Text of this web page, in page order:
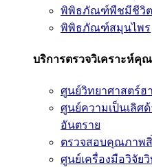
พิพิธภัณฑ์พืชมีชีวิต
พิพิธภัณฑ์สมุนไพร
บริการตรวจวิเคราะห์คุ
ศูนย์วิทยาศาสตร์ฮ
ศูนย์ความเป็นเลิศ
อันตราย
ตรวจสอบคุณภาพ
ศูนย์เครื่องมือวิจัย